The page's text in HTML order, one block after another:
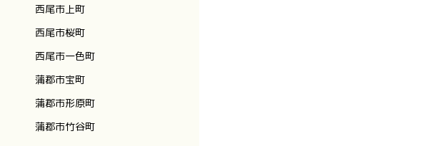
西尾市上町
西尾市桜町
西尾市一色町
蒲郡市宝町
蒲郡市形原町
蒲郡市竹谷町